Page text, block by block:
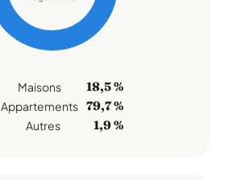
Maisons 18,5 %
Appartements 79,7 %
Autres 1,9 %